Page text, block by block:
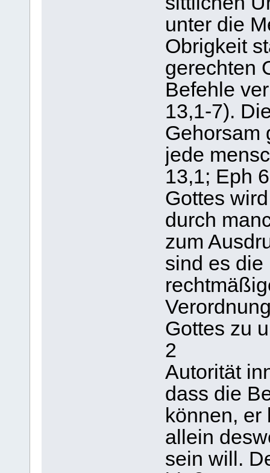
unter die
Obrigkeit
gerechten
Befehle
13,1-7).
Gehorsam
jede
13,1; Eph
Gottes
durch
zum
sind es die
Gottes zu
2
Autorität
dass die
können, er
allein
sein will.